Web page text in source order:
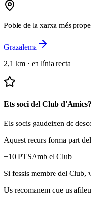
Poble de la xarxa més
Grazalema
2,1 km · en línia recta
Ets soci del Club d'Amics?
Els socis gaudeixen de
Aquest recurs forma part
+10 PTSAmb el Club
Si fossis membre del Club,
Us recomanem que us